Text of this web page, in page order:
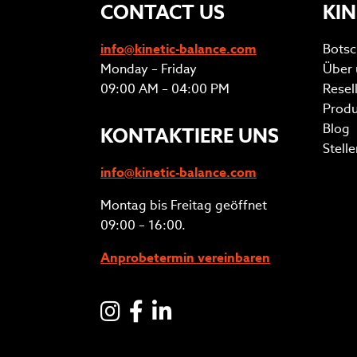
CONTACT US
info@kinetic-balance.com
Monday – Friday
09:00 AM – 04:00 PM
KONTAKTIERE UNS
info@kinetic-balance.com
Montag bis Freitag geöffnet
09:00 – 16:00.
Anprobetermin vereinbaren
Instagram
Facebook
Über
Blog